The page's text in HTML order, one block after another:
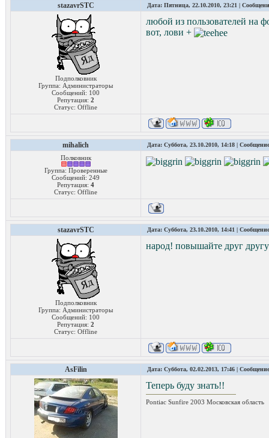
stazavrSTC Дата: Пятница, 22.10.2010, 23:21 |
Подполковник
Группа: Администраторы
Сообщений: 100
Репутация: 2
Статус: Offline
любой из пользователей на
вот, лови +
mihalich Дата: Суббота, 23.10.2010, 14:18 |
Полковник
Группа: Проверенные
Сообщений: 249
Репутация: 4
Статус: Offline
stazavrSTC Дата: Суббота, 23.10.2010, 14:41 |
Подполковник
Группа: Администраторы
Сообщений: 100
Репутация: 2
Статус: Offline
народ! повышайте друг
AsFilin Дата: Суббота, 02.02.2013, 17:46 |
Теперь буду знать!!
Pontiac Sunfire 2003 Московская область